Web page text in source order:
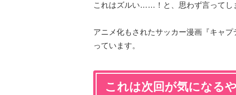
これはズルい……！と、思わず言ってし
アニメ化もされたサッカー漫画『キャプ
っています。
これは次回が気になる